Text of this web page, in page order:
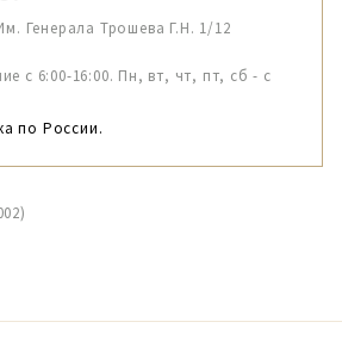
Генерала Трошева Г.Н. 1/12
с 6:00-16:00. Пн, вт, чт, пт, сб - с
по России.